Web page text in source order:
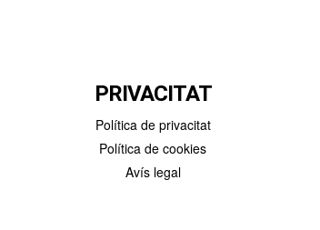
PRIVACITAT
Política de privacitat
Política de cookies
Avís legal